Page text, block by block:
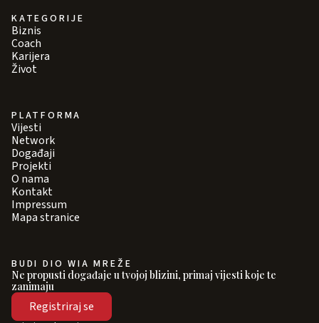
KATEGORIJE
Biznis
Coach
Karijera
Život
PLATFORMA
Vijesti
Network
Događaji
Projekti
O nama
Kontakt
Impressum
Mapa stranice
BUDI DIO WIA MREŽE
Ne propusti događaje u tvojoj blizini, primaj vijesti koje te
zanimaju
Registriraj se